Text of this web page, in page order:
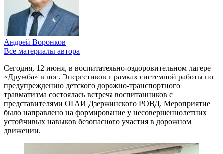
Андрей Воронков
Все материалы автора
Сегодня, 12 июня, в воспитательно-оздоровительном лагере
«Дружба» в пос. Энергетиков в рамках системной работы по
предупреждению детского дорожно-транспортного
травматизма состоялась встреча воспитанников с
представителями ОГАИ Дзержинского РОВД. Мероприятие
было направлено на формирование у несовершеннолетних
устойчивых навыков безопасного участия в дорожном
движении.